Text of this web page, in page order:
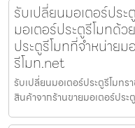
รับเปลี่ยนมอเตอร์ประ
มอเตอร์ประตูรีโมทด้
ประตูรีโมทที่จำหน่ายม
รีโมท.net
รับเปลี่ยนมอเตอร์ประตูรีโมทร
สินค้าจากร้านขายมอเตอร์ปร